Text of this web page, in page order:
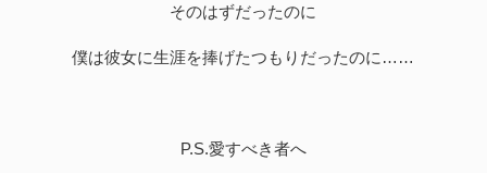
そのはずだったのに
僕は彼女に生涯を捧げたつもりだったのに……
P.S.愛すべき者へ